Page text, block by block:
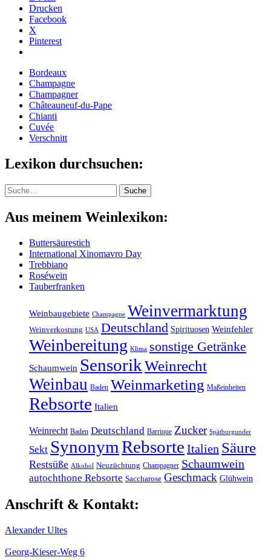
Drucken
Facebook
X
Pinterest
Bordeaux
Champagne
Champagner
Châteauneuf-du-Pape
Chianti
Cuvée
Verschnitt
Lexikon durchsuchen:
Suche Suche
Aus meinem Weinlexikon:
Buttersäurestich
International Xinomavro Day
Trebbiano
Roséwein
Tauberfranken
Weinbaugebiete Champagne Weinvermarktung
Weinverkostung USA Deutschland Spirituosen Weinfehler
Weinbereitung Klima sonstige Getränke
Schaumwein SensorikWeinrecht
Weinbau Baden Weinmarketing Maßeinheiten
Rebsorte Italien
Weinrecht Baden Deutschland Barrique Zucker Spätburgunder
Sekt SynonymRebsorte Italien Säure
Restsüße Alkohol Neuzüchtung Champagner Schaumwein
autochthone Rebsorte Saccharose Geschmack Glühwein
Anschrift & Kontakt:
Alexander Ultes
Georg-Kieser-Weg 6